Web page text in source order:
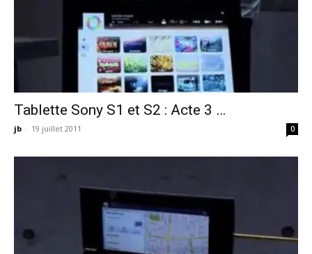
Tablette Sony S1 et S2 : Acte 3 …
jb - 19 juillet 2011 0